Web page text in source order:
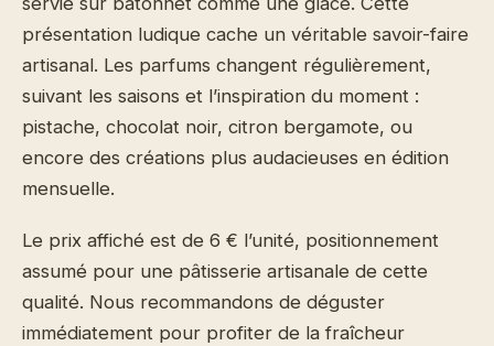
présentation ludique cache un véritable savoir-faire
artisanal. Les parfums changent régulièrement,
suivant les saisons et l’inspiration du moment :
pistache, chocolat noir, citron bergamote, ou
encore des créations plus audacieuses en édition
mensuelle.
Le prix affiché est de 6 € l’unité, positionnement
assumé pour une pâtisserie artisanale de cette
qualité. Nous recommandons de déguster
immédiatement pour profiter de la fraîcheur